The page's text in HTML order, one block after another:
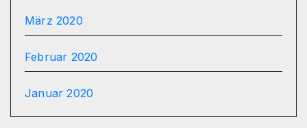
März 2020
Februar 2020
Januar 2020